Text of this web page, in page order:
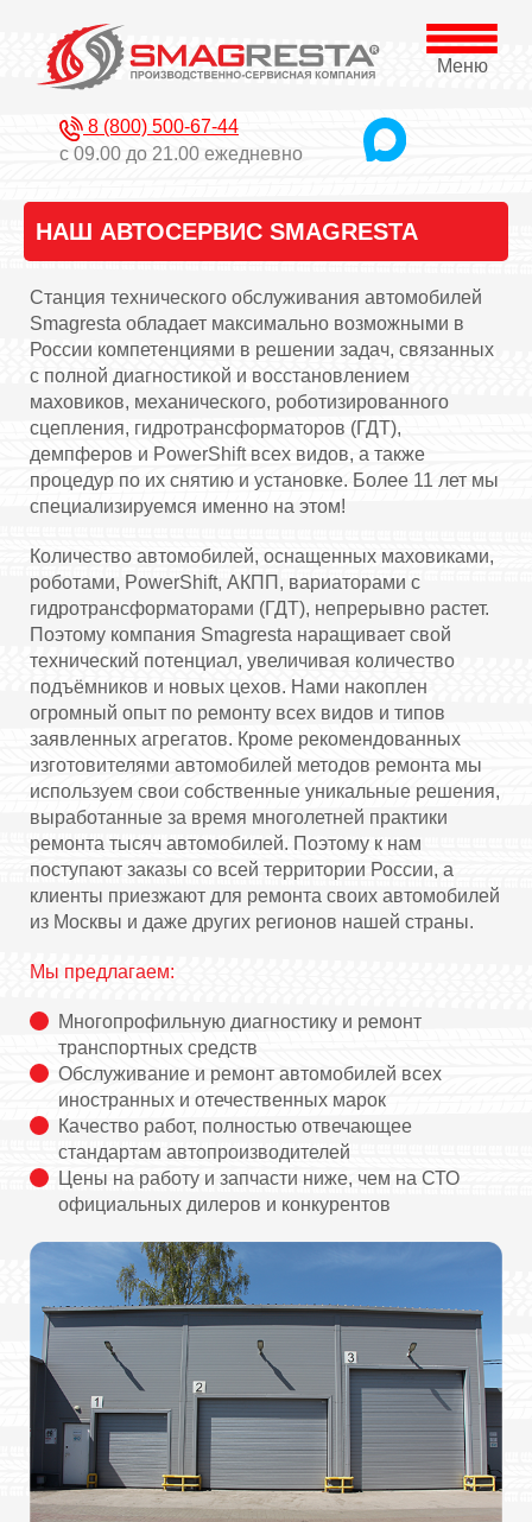
Меню
8 (800) 500-67-44
с 09.00 до 21.00 ежедневно
НАШ АВТОСЕРВИС SMAGRESTA
Станция технического обслуживания автомобилей
Smagresta обладает максимально возможными в
России компетенциями в решении задач, связанных
с полной диагностикой и восстановлением
маховиков, механического, роботизированного
сцепления, гидротрансформаторов (ГДТ),
демпферов и PowerShift всех видов, а также
процедур по их снятию и установке. Более 11 лет мы
специализируемся именно на этом!
Количество автомобилей, оснащенных маховиками,
роботами, PowerShift, АКПП, вариаторами с
гидротрансформаторами (ГДТ), непрерывно растет.
Поэтому компания Smagresta наращивает свой
технический потенциал, увеличивая количество
подъёмников и новых цехов. Нами накоплен
огромный опыт по ремонту всех видов и типов
заявленных агрегатов. Кроме рекомендованных
изготовителями автомобилей методов ремонта мы
используем свои собственные уникальные решения,
выработанные за время многолетней практики
ремонта тысяч автомобилей. Поэтому к нам
поступают заказы со всей территории России, а
клиенты приезжают для ремонта своих автомобилей
из Москвы и даже других регионов нашей страны.
Мы предлагаем:
Многопрофильную диагностику и ремонт
транспортных средств
Обслуживание и ремонт автомобилей всех
иностранных и отечественных марок
Качество работ, полностью отвечающее
стандартам автопроизводителей
Цены на работу и запчасти ниже, чем на СТО
официальных дилеров и конкурентов